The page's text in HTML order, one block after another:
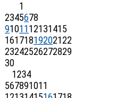
1
2345678
91011 12131415
16171819202122
23242526272829
30
1234
567891011